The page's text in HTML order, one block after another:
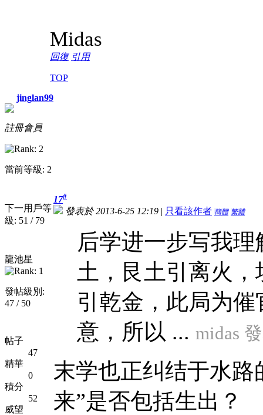
Midas
回復 引用
TOP
jinglan99
註冊會員
當前等級: 2
下一用戶等
級: 51 / 79
龍池星
發帖級別:
47 / 50
帖子
47
精華
0
積分
52
威望
17#
發表於 2013-6-25 12:19 | 只看該作者 簡體 繁體
后学进一步写我
土，艮土引离火
引乾金，此局为
意，所以 ... midas
末学也正纠结于水
来”是否包括生出？